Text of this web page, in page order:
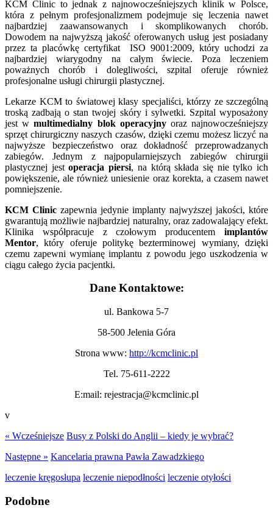
KCM Clinic to jednak z najnowocześniejszych klinik w Polsce,
która z pełnym profesjonalizmem podejmuje się leczenia nawet
najbardziej zaawansowanych i skomplikowanych chorób.
Dowodem na najwyższą jakość oferowanych usług jest posiadany
przez ta placówkę certyfikat ISO 9001:2009, który uchodzi za
najbardziej wiarygodny na całym świecie. Poza leczeniem
poważnych chorób i dolegliwości, szpital oferuje również
profesjonalne usługi chirurgii plastycznej.
Lekarze KCM to światowej klasy specjaliści, którzy ze szczególną
troską zadbają o stan twojej skóry i sylwetki. Szpital wyposażony
jest wmultimedialny blok operacyjnyoraz najnowocześniejszy
sprzęt chirurgiczny naszych czasów, dzięki czemu możesz liczyć na
najwyższe bezpieczeństwo oraz dokładność przeprowadzanych
zabiegów. Jednym z najpopularniejszych zabiegów chirurgii
plastycznej jestoperacja piersi, na którą składa się nie tylko ich
powiększenie, ale również uniesienie oraz korekta, a czasem nawet
pomniejszenie.
KCM Clinic zapewnia jedynie implanty najwyższej jakości, które
gwarantują możliwie najbardziej naturalny, oraz zadowalający efekt.
Klinika współpracuje z czołowym producentem implantów
Mentor, który oferuje politykę bezterminowej wymiany, dzięki
czemu zapewni wymianę implantu z powodu jego uszkodzenia w
ciągu całego życia pacjentki.
Dane Kontaktowe:
ul. Bankowa 5-7
58-500 Jelenia Góra
Strona www: http://kcmclinic.pl
Tel. 75-611-2222
E:mail: rejestracja@kcmclinic.pl
v
« Wcześniejsze Busy z Polski do Anglii – kiedy je wybrać?
Następne » Kancelaria prawna Pawła Zawadzkiego
leczenie kręgosłupa leczenie niepodłności leczenie otyłości
Podobne